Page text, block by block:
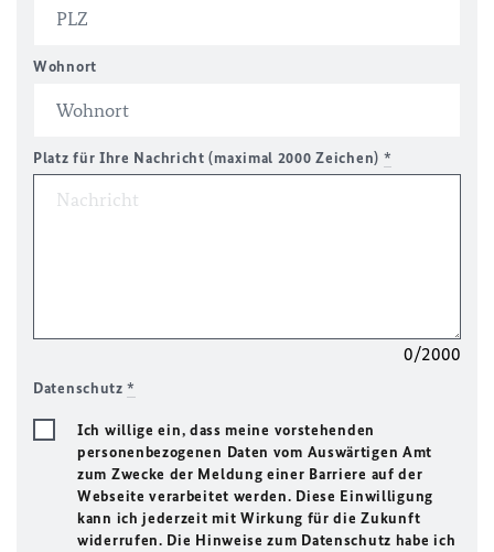
Wohnort
Platz für Ihre Nachricht (maximal 2000 Zeichen) *
0/2000
Datenschutz*
Ich willige ein, dass meine vorstehenden
personenbezogenen Daten vom Auswärtigen Amt
zum Zwecke der Meldung einer Barriere auf der
Webseite verarbeitet werden. Diese Einwilligung
kann ich jederzeit mit Wirkung für die Zukunft
widerrufen. Die Hinweise zum Datenschutz habe ich